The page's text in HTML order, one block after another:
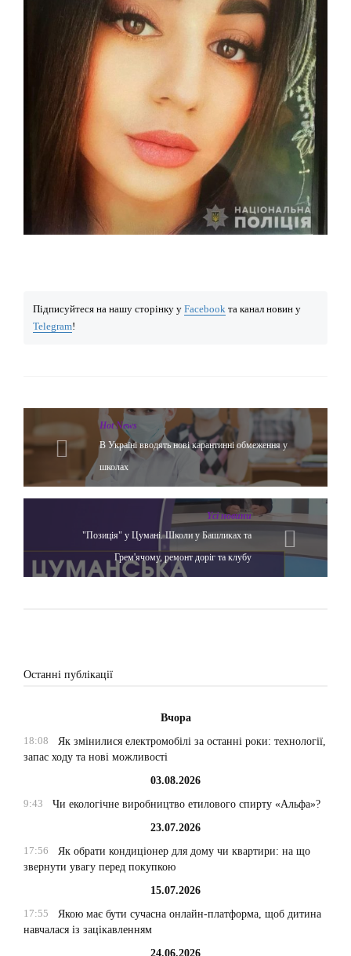
Підписуйтеся на нашу сторінку у Facebook та канал новин у
Telegram!
Hot News
В Україні вводять нові карантинні обмеження у
школах
Yсі новини
"Позиція" у Цумані. Школи у Башликах та
Грем'ячому, ремонт доріг та клубу
Останні публікації
Вчора
18:08
Як змінилися електромобілі за останні роки: технології,
запас ходу та нові можливості
03.08.2026
9:43
Чи екологічне виробництво етилового спирту «Альфа»?
23.07.2026
17:56
Як обрати кондиціонер для дому чи квартири: на що
звернути увагу перед покупкою
15.07.2026
17:55
Якою має бути сучасна онлайн-платформа, щоб дитина
навчалася із зацікавленням
24.06.2026